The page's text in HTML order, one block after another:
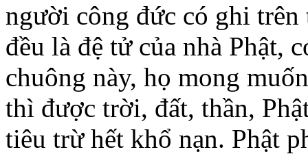
người công đức có ghi
đều là đệ tử của nhà Phật,
chuông này, họ mong
thì được trời, đất, thần,
tiêu trừ hết khổ nạn. Phật